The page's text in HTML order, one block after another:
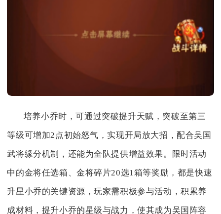
培养小乔时，可通过突破提升天赋，突破至第三
等级可增加2点初始怒气，实现开局放大招，配合吴国
武将缘分机制，还能为全队提供增益效果。限时活动
中的金将任选箱、金将碎片20选1箱等奖励，都是快速
升星小乔的关键资源，玩家需积极参与活动，积累养
成材料，提升小乔的星级与战力，使其成为吴国阵容